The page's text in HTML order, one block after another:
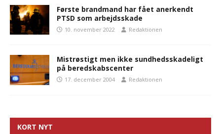
Første brandmand har fået anerkendt
PTSD som arbejdsskade
10. november 2022 Redaktionen
Mistrøstigt men ikke sundhedsskadeligt
på beredskabscenter
17. december 2004 Redaktionen
KORT NYT